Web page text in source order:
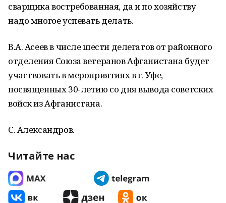
сварщика востребованная, да и по хозяйству
надо многое успевать делать.
В.А. Асеев в числе шести делегатов от районного
отделения Союза ветеранов Афганистана будет
участвовать в мероприятиях в г. Уфе,
посвященных 30-летию со дня вывода советских
войск из Афганистана.
С. Александров.
Читайте нас